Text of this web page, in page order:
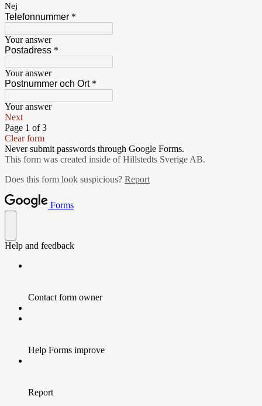
Nej
Telefonnummer *
Your answer
Postadress *
Your answer
Postnummer och Ort*
Your answer
Next
Page 1 of 3
Clear form
Never submit passwords through Google Forms.
This form was created inside of Hillstedts Sverige AB.
Does this form look suspicious? Report
Forms
Help and feedback
Contact form owner
Help Forms improve
Report